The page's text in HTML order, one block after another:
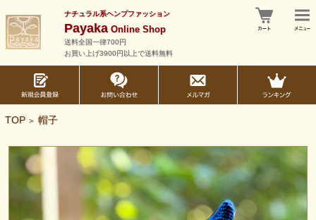
ナチュラル系ヘンプファッション
PayakaOnline Shop
送料全国一律700円
お買い上げ3900円以上で送料無料
TOP > 帽子